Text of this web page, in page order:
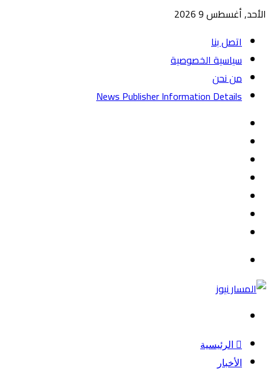
الأحد, أغسطس 9 2026
اتصل بنا
سياسية الخصوصية
من نحن
News Publisher Information Details
الرئيسية
الأخبار